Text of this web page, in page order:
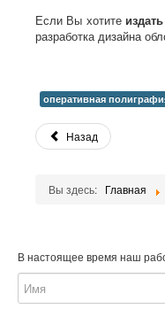
Если Вы хотите
разработка дизайна
оперативная
Назад
Вы здесь: Главная
В настоящее время наш